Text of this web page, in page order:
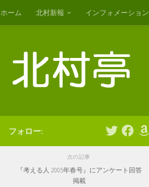
コンテンツへスキップ
ホーム 北村新報 インフォメーション
フォロー:
次の記事
『考える人 2005年春号』にアンケート回答
掲載